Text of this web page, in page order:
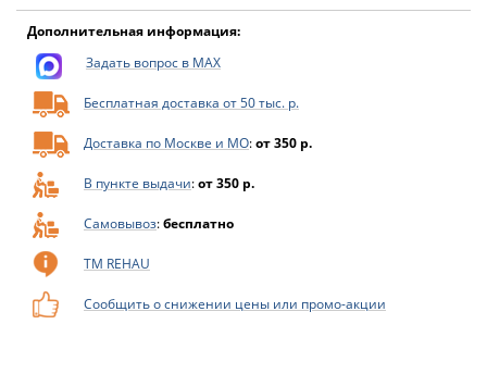
Дополнительная информация:
Задать вопрос в MAX
Бесплатная доставка от 50 тыс. р.
Доставка по Москве и МО:от 350 р.
В пункте выдачи:от 350 р.
Самовывоз:бесплатно
ТМ REHAU
Сообщить о снижении цены или промо-акции